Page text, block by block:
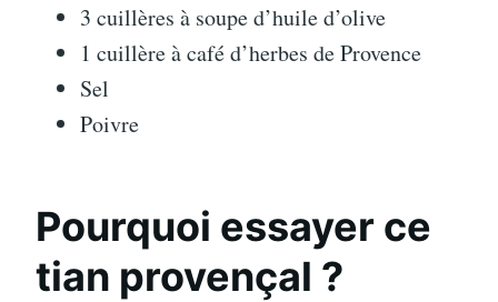
3 cuillères à soupe d’huile d’olive
1 cuillère à café d’herbes de Provence
Sel
Poivre
Pourquoi essayer ce
tian provençal ?